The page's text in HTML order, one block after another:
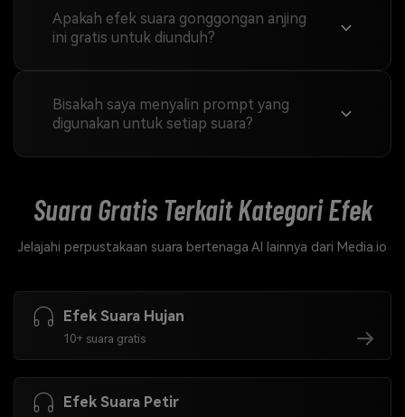
Apakah efek suara gonggongan anjing
ini gratis untuk diunduh?
Bisakah saya menyalin prompt yang
digunakan untuk setiap suara?
Suara Gratis TerkaitKategori Efek
Jelajahi perpustakaan suara bertenaga AI lainnya dari Media.io
Efek Suara Hujan
10+ suara gratis
Efek Suara Petir